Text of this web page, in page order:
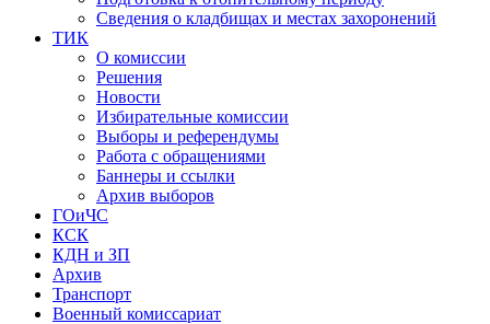
Сведения о кладбищах и местах захоронений
ТИК
О комиссии
Решения
Новости
Избирательные комиссии
Выборы и референдумы
Работа с обращениями
Баннеры и ссылки
Архив выборов
ГОиЧС
КСК
КДН и ЗП
Архив
Транспорт
Военный комиссариат